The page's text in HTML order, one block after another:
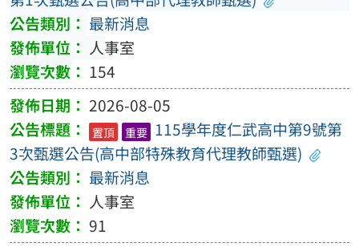
最新消息
人事室
154
2026-08-05
置頂 重要 115學年度仁武高中第9號第
3次甄選公告(高中部特殊教育代理教師甄選)
最新消息
人事室
91